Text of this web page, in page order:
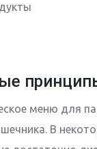
меню для
В